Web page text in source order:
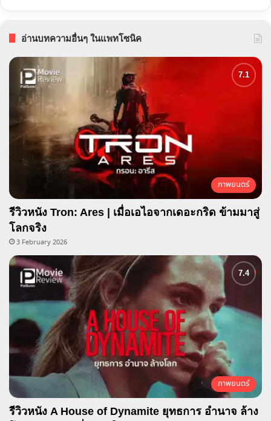
อ่านบทความอื่นๆ ในแพทโซนิค
ภาพยนตร์
รีวิวหนัง Tron: Ares | เมื่อเอไอจากเดอะกริด ข้ามมาสู่
โลกจริง
3 February 2026
ภาพยนตร์
รีวิวหนัง A House of Dynamite ยุทธการ อำนาจ ล้าง